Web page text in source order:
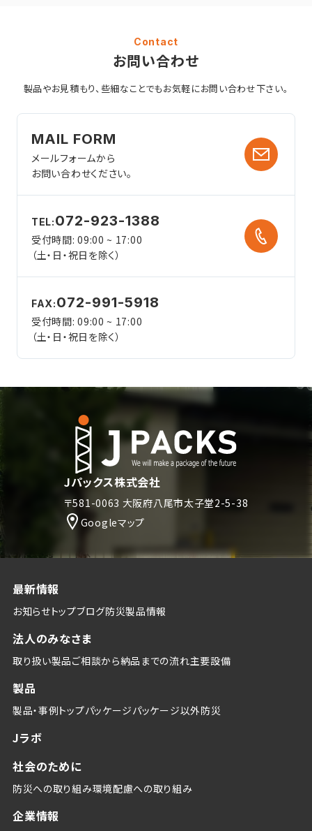
Contact
お問い合わせ
製品やお見積もり、些細なことでもお気軽にお問い合わせ下さい。
MAIL FORM
メールフォームから
お問い合わせください。
TEL:072-923-1388
受付時間: 09:00 ~ 17:00
（土・日・祝日を除く）
FAX:072-991-5918
受付時間: 09:00 ~ 17:00
（土・日・祝日を除く）
Jパックス株式会社
〒581-0063 大阪府八尾市太子堂2-5-38
Googleマップ
最新情報
お知らせトップブログ防災製品情報
法人のみなさま
取り扱い製品ご相談から納品までの流れ主要設備
製品
製品・事例トップパッケージパッケージ以外防災
Jラボ
社会のために
防災への取り組み環境配慮への取り組み
企業情報